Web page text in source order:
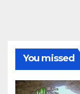
You missed